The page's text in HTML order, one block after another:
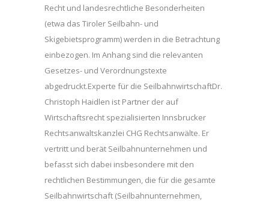
Recht und landesrechtliche Besonderheiten
(etwa das Tiroler Seilbahn- und
Skigebietsprogramm) werden in die Betrachtung
einbezogen. Im Anhang sind die relevanten
Gesetzes- und Verordnungstexte
abgedruckt.Experte für die SeilbahnwirtschaftDr.
Christoph Haidlen ist Partner der auf
Wirtschaftsrecht spezialisierten Innsbrucker
Rechtsanwaltskanzlei CHG Rechtsanwälte. Er
vertritt und berät Seilbahnunternehmen und
befasst sich dabei insbesondere mit den
rechtlichen Bestimmungen, die für die gesamte
Seilbahnwirtschaft (Seilbahnunternehmen,